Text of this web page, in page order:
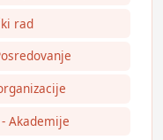
rad
Akademije